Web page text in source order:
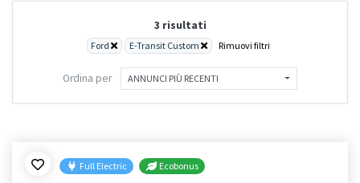
3 risultati
Ford E-Transit Custom Rimuovi filtri
Ordina per ANNUNCI PIÙ RECENTI
Full Electric Ecobonus